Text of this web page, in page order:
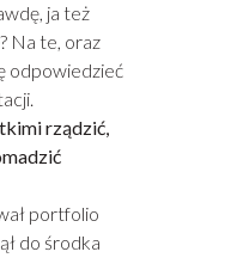
ja też
Na te, oraz
odpowiedzieć
rządzić,
portfolio
do środka